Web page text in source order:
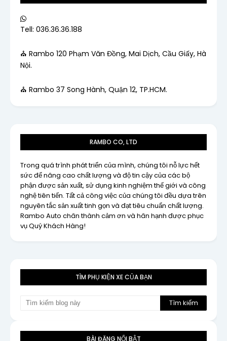
Tell: 036.36.36.188
⛪ Rambo 120 Phạm Văn Đồng, Mai Dịch, Cầu Giấy, Hà
Nội.
⛪ Rambo 37 Song Hành, Quận 12, TP.HCM.
RAMBO CO, LTD
Trong quá trình phát triển của mình, chúng tôi nỗ lực hết
sức để nâng cao chất lượng và độ tin cậy của các bộ
phận được sản xuất, sử dụng kinh nghiệm thế giới và công
nghệ tiên tiến. Tất cả công việc của chúng tôi đều dựa trên
nguyên tắc sản xuất tinh gọn và đạt tiêu chuẩn chất lượng.
Rambo Auto chân thành cảm ơn và hân hạnh được phục
vụ Quý Khách Hàng!
TÌM PHỤ KIỆN XE CỦA BẠN
BÀI ĐĂNG NỔI BẬT